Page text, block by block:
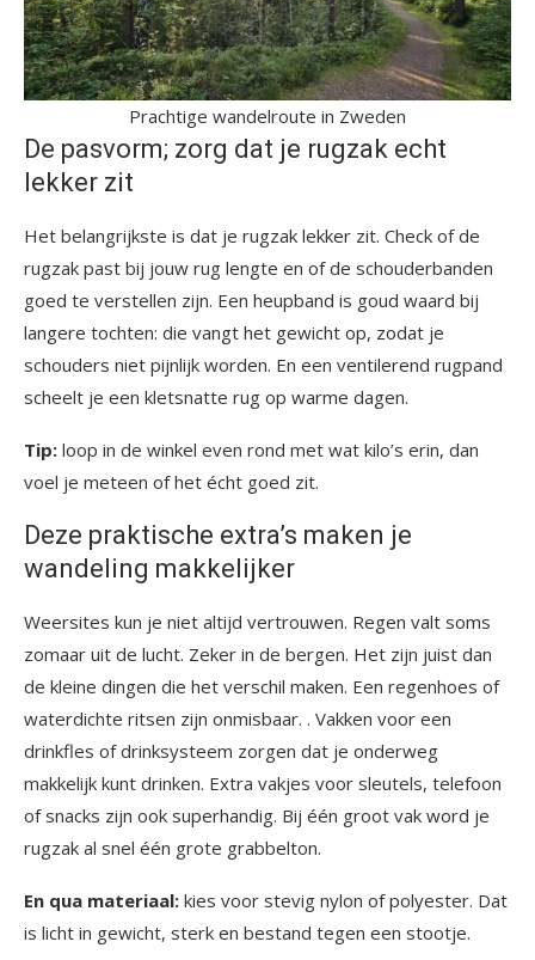
Prachtige wandelroute in Zweden
De pasvorm; zorg dat je rugzak echt
lekker zit
Het belangrijkste is dat je rugzak lekker zit. Check of de
rugzak past bij jouw rug lengte en of de schouderbanden
goed te verstellen zijn. Een heupband is goud waard bij
langere tochten: die vangt het gewicht op, zodat je
schouders niet pijnlijk worden. En een ventilerend rugpand
scheelt je een kletsnatte rug op warme dagen.
Tip: loop in de winkel even rond met wat kilo’s erin, dan
voel je meteen of het écht goed zit.
Deze praktische extra’s maken je
wandeling makkelijker
Weersites kun je niet altijd vertrouwen. Regen valt soms
zomaar uit de lucht. Zeker in de bergen. Het zijn juist dan
de kleine dingen die het verschil maken. Een regenhoes of
waterdichte ritsen zijn onmisbaar. . Vakken voor een
drinkfles of drinksysteem zorgen dat je onderweg
makkelijk kunt drinken. Extra vakjes voor sleutels, telefoon
of snacks zijn ook superhandig. Bij één groot vak word je
rugzak al snel één grote grabbelton.
En qua materiaal: kies voor stevig nylon of polyester. Dat
is licht in gewicht, sterk en bestand tegen een stootje.